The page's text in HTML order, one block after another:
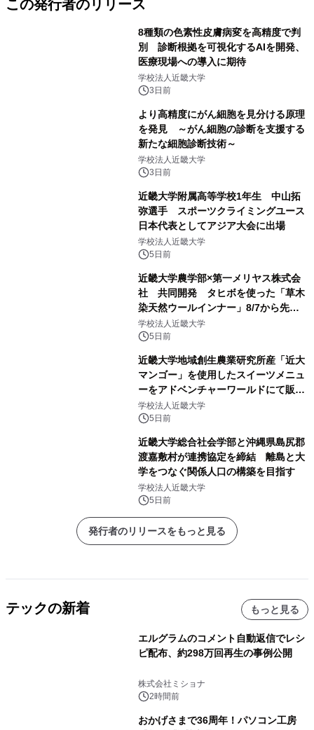
この発行者のリリース
8種類の色素性皮膚病変を高精度で判
別 診断根拠を可視化するAIを開発、
医療現場への導入に期待
学校法人近畿大学
3日前
より高精度にがん細胞を見分ける原理
を発見 ～がん細胞の診断を支援する
新たな細胞診断技術～
学校法人近畿大学
3日前
近畿大学附属高等学校1年生 中山拓
弥選手 スポーツクライミングユース
日本代表としてアジア大会に出場
学校法人近畿大学
5日前
近畿大学農学部×第一メリヤス株式会
社 共同開発 タヒボを使った「草木
染天然ウールインナー」8/7から先行
販売
学校法人近畿大学
5日前
近畿大学地域創生農業研究所産「近大
マンゴー」を使用したスイーツメニュ
ーをアドベンチャーワールドにて販売
します パークでしか味わえない期間
限定スイーツを楽しんで♪
学校法人近畿大学
5日前
近畿大学総合社会学部と沖縄県島尻郡
渡嘉敷村が連携協定を締結 離島と大
学をつなぐ関係人口の構築を目指す
学校法人近畿大学
5日前
発行者のリリースをもっと見る
テックの新着 もっと見る
エルグラムのコメント自動返信でレシ
ピ配布、約298万回再生の事例公開
株式会社ミショナ
2時間前
おかげさまで36周年！パソコン工房